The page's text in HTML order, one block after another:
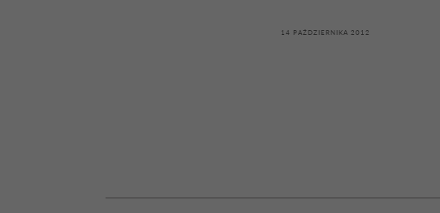
14 PAŹDZIERNIKA 2012